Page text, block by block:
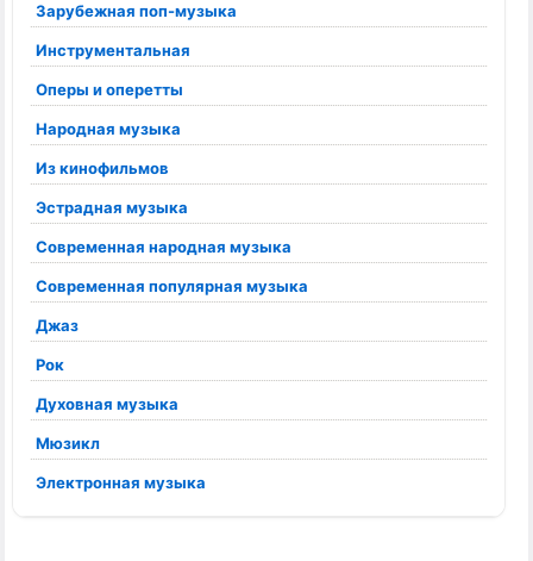
Зарубежная поп-музыка
Инструментальная
Оперы и оперетты
Народная музыка
Из кинофильмов
Эстрадная музыка
Современная народная музыка
Современная популярная музыка
Джаз
Рок
Духовная музыка
Мюзикл
Электронная музыка